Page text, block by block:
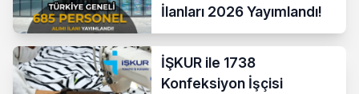
İlanları 2026 Yayımlandı!
İŞKUR ile 1738
Konfeksiyon İşçisi